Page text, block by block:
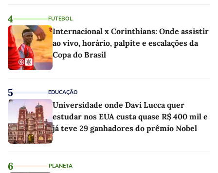
4 FUTEBOL
Internacional x Corinthians: Onde assistir
ao vivo, horário, palpite e escalações da
Copa do Brasil
5 EDUCAÇÃO
Universidade onde Davi Lucca quer
estudar nos EUA custa quase R$ 400 mil e
já teve 29 ganhadores do prêmio Nobel
6 PLANETA